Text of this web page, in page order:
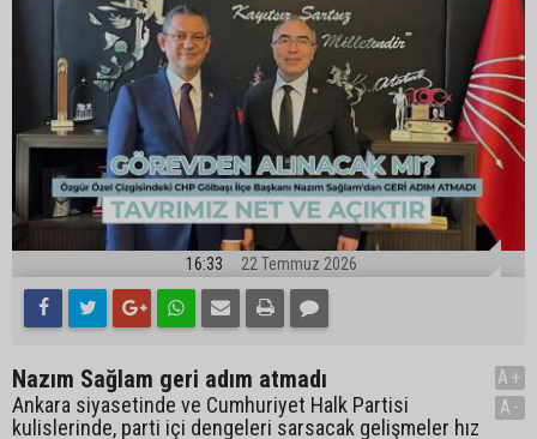
16:33 22 Temmuz 2026
Nazım Sağlam geri adım atmadı
Ankara siyasetinde ve Cumhuriyet Halk Partisi
kulislerinde, parti içi dengeleri sarsacak gelişmeler hız
A+
A-